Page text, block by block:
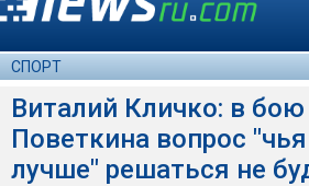
СПОРТ
Виталий Кличко: в бою
Поветкина вопрос
лучше" решаться не